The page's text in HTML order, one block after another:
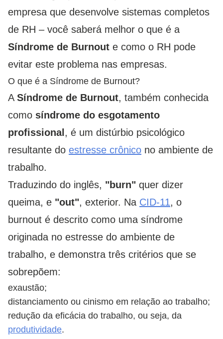
empresa que desenvolve sistemas completos
de RH – você saberá melhor o que é a
Síndrome de Burnout e como o RH pode
evitar este problema nas empresas.
O que é a Síndrome de Burnout?
A Síndrome de Burnout, também conhecida
como síndrome do esgotamento
profissional , é um distúrbio psicológico
resultante do estresse crônico no ambiente de
trabalho.
Traduzindo do inglês, "burn" quer dizer
queima, e "out", exterior. Na CID-11, o
burnout é descrito como uma síndrome
originada no estresse do ambiente de
trabalho, e demonstra três critérios que se
sobrepõem:
exaustão;
distanciamento ou cinismo em relação ao trabalho;
redução da eficácia do trabalho, ou seja, da
produtividade.